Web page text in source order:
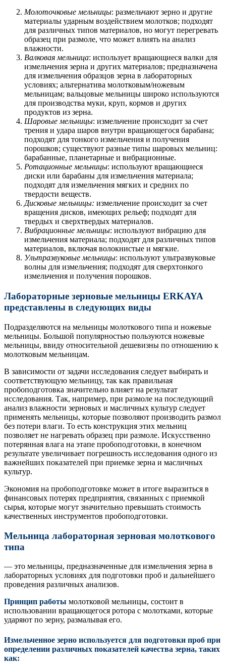
Молоточковые мельницы: размельчают зерно и другие
материалы ударным воздействием молотков; подходят
для различных типов материалов, но могут перегревать
образец при размоле, что может влиять на анализ
влажности.
Валковая мельница: использует вращающиеся валки для
измельчения зерна и других материалов; предназначена
для измельчения образцов зерна в лабораторных
условиях; альтернатива молотковым/ножевым
мельницам; вальцовые мельницы широко используются
для производства муки, круп, кормов и других
продуктов из зерна.
Шаровые мельницы: измельчение происходит за счет
трения и удара шаров внутри вращающегося барабана;
подходят для тонкого измельчения и получения
порошков; существуют разные типы шаровых мельниц:
барабанные, планетарные и вибрационные.
Ротационные мельницы: используют вращающиеся
диски или барабаны для измельчения материала;
подходят для измельчения мягких и средних по
твердости веществ.
Дисковые мельницы: измельчение происходит за счет
вращения дисков, имеющих рельеф; подходят для
твердых и сверхтвердых материалов.
Вибрационные мельницы: используют вибрацию для
измельчения материала; подходят для различных типов
материалов, включая волокнистые и мягкие.
Ультразвуковые мельницы: используют ультразвуковые
волны для измельчения; подходят для сверхтонкого
измельчения и получения порошков.
Лабораторные зерновые мельницы ERKAYA
представлены в следующих виды
Подразделяются на мельницы молоткового типа и ножевые
мельницы. Большой популярностью пользуются ножевые
мельницы, ввиду относительной дешевизны по отношению к
молотковым мельницам.
В зависимости от задачи исследования следует выбирать и
соответствующую мельницу, так как правильная
пробоподготовка значительно влияет на результат
исследования. Так, например, при размоле на последующий
анализ влажности зерновых и масличных культур следует
применять мельницы, которые позволяют производить размол
без потери влаги. То есть конструкция этих мельниц
позволяет не нагревать образец при размоле. Искусственно
потерянная влага на этапе пробоподготовки, в конечном
результате увеличивает погрешность исследования одного из
важнейших показателей при приемке зерна и масличных
культур.
Экономия на пробоподготовке может в итоге выразиться в
финансовых потерях предприятия, связанных с приемкой
сырья, которые могут значительно превышать стоимость
качественных инструментов пробоподготовки.
Мельница лабораторная зерновая молоткового
типа
— это мельницы, предназначенные для измельчения зерна в
лабораторных условиях для подготовки проб и дальнейшего
проведения различных анализов.
Принцип работы молотковой мельницы, состоит в
использовании вращающегося ротора с молотками, которые
ударяют по зерну, размалывая его.
Измельченное зерно используется для подготовки проб при
определении различных показателей качества зерна, таких
как: